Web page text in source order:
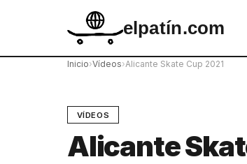
elpatín.com
Inicio›Vídeos›Alicante Skate Cup 2021
VÍDEOS
Alicante